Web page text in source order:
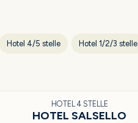
Hotel 4/5 stelle Hotel 1/2/3 stelle
HOTEL 4 STELLE
HOTEL SALSELLO